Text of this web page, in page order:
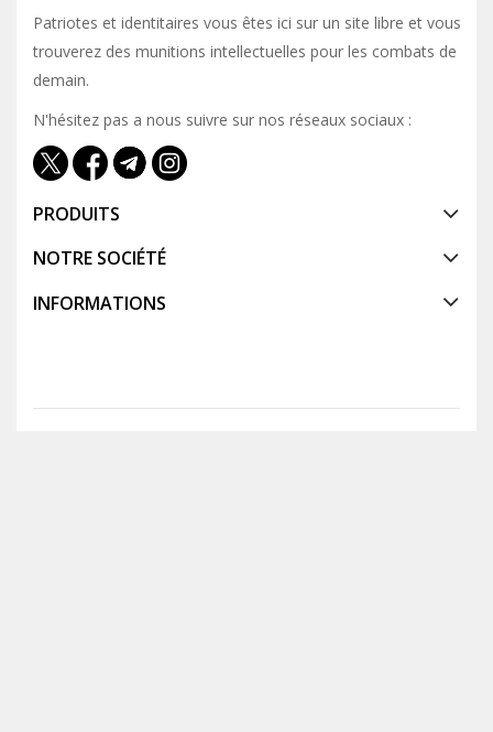
Patriotes et identitaires vous êtes ici sur un site libre et vous y
trouverez des munitions intellectuelles pour les combats de
demain.
N'hésitez pas a nous suivre sur nos réseaux sociaux :
PRODUITS
NOTRE SOCIÉTÉ
INFORMATIONS